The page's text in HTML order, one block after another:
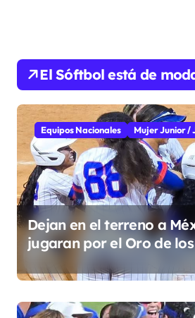
El Sóftbol está de
Equipos Nacionales Mujer Junior /
Dejan en el terreno a
jugaran por el Oro de los